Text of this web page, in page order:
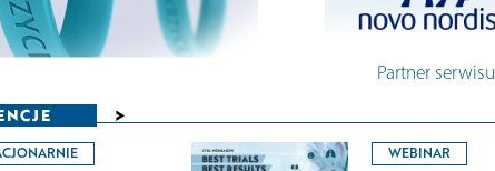
Partner serwisu
>
WEBINAR